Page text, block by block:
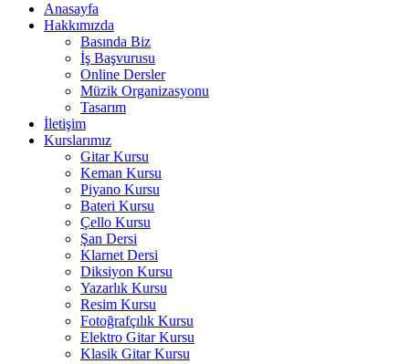
Anasayfa
Hakkımızda
Basında Biz
İş Başvurusu
Online Dersler
Müzik Organizasyonu
Tasarım
İletişim
Kurslarımız
Gitar Kursu
Keman Kursu
Piyano Kursu
Bateri Kursu
Çello Kursu
Şan Dersi
Klarnet Dersi
Diksiyon Kursu
Yazarlık Kursu
Resim Kursu
Fotoğrafçılık Kursu
Elektro Gitar Kursu
Klasik Gitar Kursu